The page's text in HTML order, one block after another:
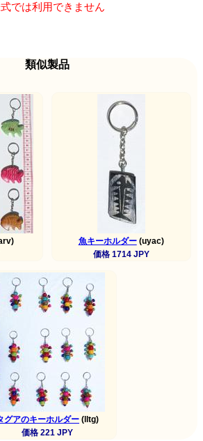
では利用できません
類似製品
魚キーホルダー(uyac)
価格 1714 JPY
グアのキーホルダー (lltg)
価格 221 JPY